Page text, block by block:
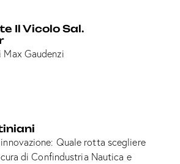
Il Vicolo Sal.
Max Gaudenzi
Quale rotta scegliere
di Confindustria Nautica e